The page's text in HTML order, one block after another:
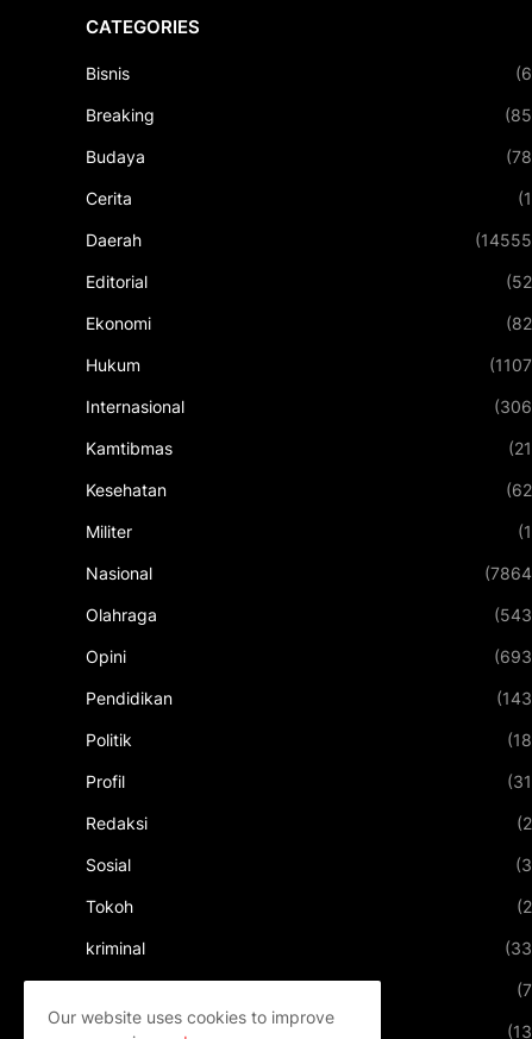
CATEGORIES
Bisnis
Breaking
Budaya
Cerita
Daerah
Editorial
Ekonomi
Hukum
Internasional
Kamtibmas
Kesehatan
Militer
Nasional
Olahraga
Opini
Pendidikan
Politik
Profil
Redaksi
Sosial
Tokoh
kriminal
pariwisata
Our website uses cookies to improve